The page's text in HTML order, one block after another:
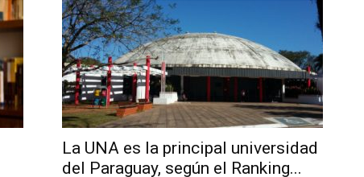
La UNA es la principal universidad
del Paraguay, según el Ranking...